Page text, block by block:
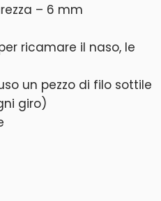
– 6 mm
ricamare il naso, le
un pezzo di filo sottile
giro)